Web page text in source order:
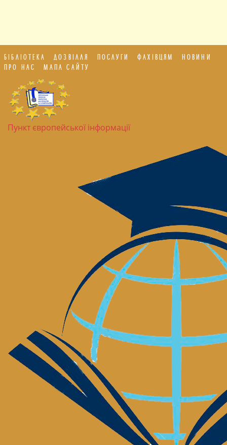
БІБЛІОТЕКА ДОЗВІЛЛЯ ПОСЛУГИ ФАХІВЦЯМ
НОВИНИ
ПРО НАС
МАПА САЙТУ
Пункт європейської інформації